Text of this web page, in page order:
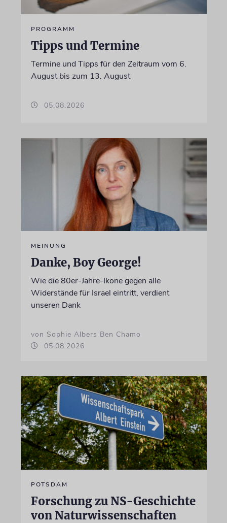
PROGRAMM
Tipps und Termine
Termine und Tipps für den Zeitraum vom 6.
August bis zum 13. August
05.08.2026
MEINUNG
Danke, Boy George!
Wie die 80er-Jahre-Ikone gegen alle
Widerstände für Israel eintritt, verdient
unseren Dank
von Sophie Albers Ben Chamo
05.08.2026
POTSDAM
Forschung zu NS-Geschichte
von Naturwissenschaften